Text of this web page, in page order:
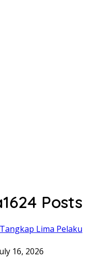
1624 Posts
16, 2026